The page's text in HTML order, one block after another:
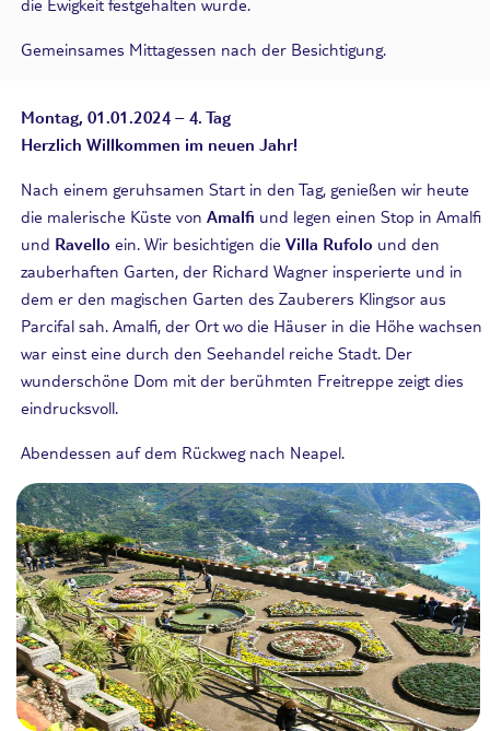
Gemeinsames Mittagessen nach der Besichtigung.
Montag, 01.01.2024 – 4. Tag
Herzlich Willkommen im neuen Jahr!
Nach einem geruhsamen Start in den Tag, genießen wir heute
die malerische Küste von Amalfi und legen einen Stop in Amalfi
und Ravello ein. Wir besichtigen die Villa Rufolo und den
zauberhaften Garten, der Richard Wagner insperierte und in
dem er den magischen Garten des Zauberers Klingsor aus
Parcifal sah. Amalfi, der Ort wo die Häuser in die Höhe wachsen
war einst eine durch den Seehandel reiche Stadt. Der
wunderschöne Dom mit der berühmten Freitreppe zeigt dies
eindrucksvoll.
Abendessen auf dem Rückweg nach Neapel.